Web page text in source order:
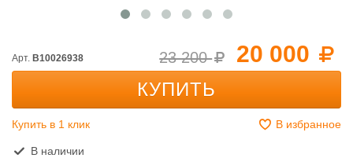
20 000
23 200
Арт. B10026938
КУПИТЬ
Купить в 1 клик В избранное
В наличии